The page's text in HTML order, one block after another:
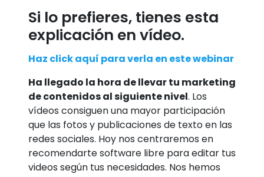
Si lo prefieres, tienes esta
explicación en vídeo.
Haz click aquí para verla en este webinar
Ha llegado la hora de llevar tu marketing
de contenidos al siguiente nivel. Los
vídeos consiguen una mayor participación
que las fotos y publicaciones de texto en las
redes sociales. Hoy nos centraremos en
recomendarte software libre para editar tus
videos según tus necesidades. Nos hemos